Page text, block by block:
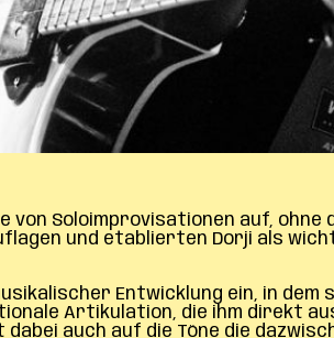
von Soloimprovisationen auf,
und etablierten Dorji als
Entwicklung ein, in
Artikulation, die ihm direkt
auch auf die Töne die